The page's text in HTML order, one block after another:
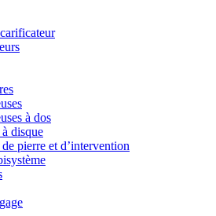
à dos
disque
pierre et d’intervention